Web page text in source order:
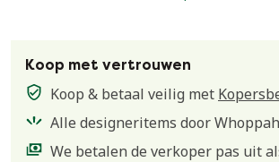
Koop met vertrouwen
Koop & betaal veilig met
Alle designeritems door
We betalen de verkoper pas uit